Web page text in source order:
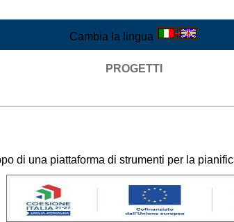
Cambia la lingua
PROGETTI
di una piattaforma di strumenti per la